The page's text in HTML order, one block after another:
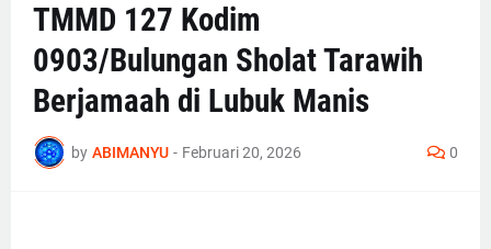
TMMD 127 Kodim
0903/Bulungan Sholat Tarawih
Berjamaah di Lubuk Manis
by ABIMANYU - Februari 20, 2026 0